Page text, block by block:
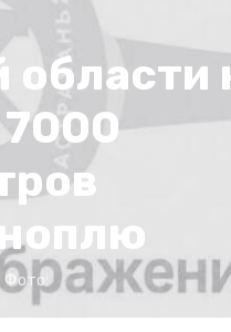
области
Фото: